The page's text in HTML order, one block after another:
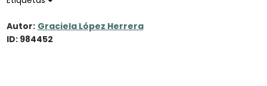
Autor: Graciela López Herrera
ID: 984452